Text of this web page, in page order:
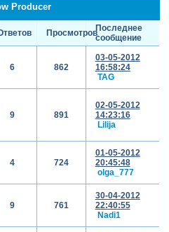
Producer
ПросмотровПоследнее
сообщение
6 862
03-05-2012
16:58:24
TAG
9 891
02-05-2012
14:23:16
Lilija
4 724
01-05-2012
20:45:48
olga_777
9 761
30-04-2012
22:40:55
Nadi1